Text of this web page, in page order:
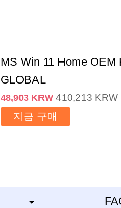
MS Win 11 Home OEM
GLOBAL
48,903 KRW 410,213 KRW
지금 구매